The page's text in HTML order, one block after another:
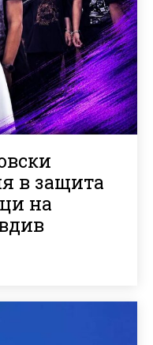
в защита
на